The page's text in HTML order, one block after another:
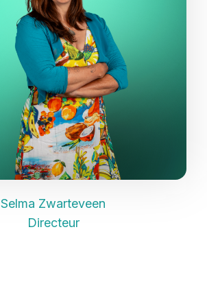
Selma Zwarteveen
Directeur